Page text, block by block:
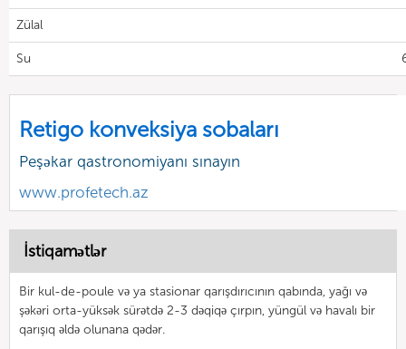
Zülal
Su
Retigo konveksiya sobaları
Peşəkar qastronomiyanı sınayın
www.profetech.az
İstiqamətlər
Bir kul-de-poule və ya stasionar qarışdırıcının qabında, yağı və
şəkəri orta-yüksək sürətdə 2-3 dəqiqə çırpın, yüngül və havalı bir
qarışıq əldə olunana qədər.